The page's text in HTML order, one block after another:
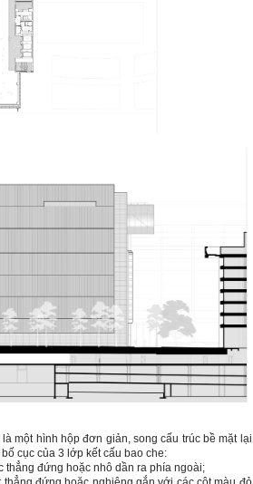
một hình hộp đơn giản, song cấu trúc bề mặt lại
cục của 3 lớp kết cấu bao che:
đứng hoặc nhô dần ra phía ngoài;